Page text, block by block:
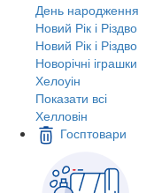
День народження
Новий Рік і Різдво
Новий Рік і Різдво
Новорічні іграшки
Хелоуін
Показати всі
Хелловін
Госптовари